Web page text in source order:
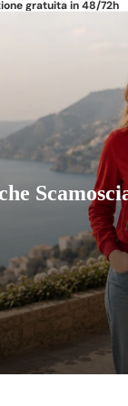
gratuita in 48/72h